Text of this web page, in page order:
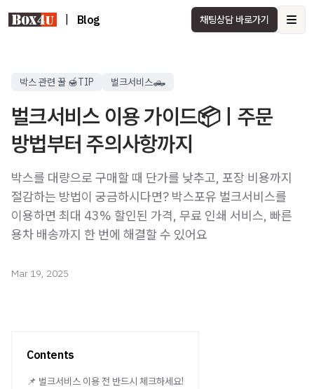
Blog 채팅상담 바로가기
박스 관련 꿀 🍯TIP 벌크서비스🛻
벌크서비스 이용 가이드📦ㅣ주문
방법부터 주의사항까지
박스를 대량으로 구매할 때 단가를 낮추고, 포장 비용까지
절감하는 방법이 궁금하시다면? 박스포유 벌크서비스를
이용하면 최대 43% 할인된 가격, 무료 인쇄 서비스, 빠른
용차 배송까지 한 번에 해결할 수 있어요
Mar 19, 2025
Contents
📌 벌크서비스 이용 전 반드시 체크하세요!